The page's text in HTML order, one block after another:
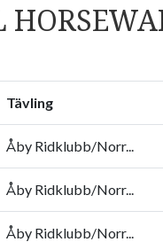
Tävling
Åby Ridklubb/Norr...
Åby Ridklubb/Norr...
Åby Ridklubb/Norr...